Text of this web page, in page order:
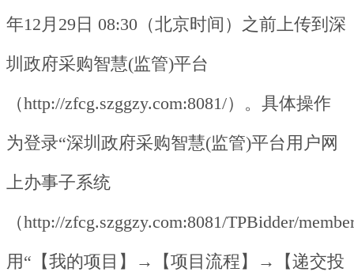
年12月29日 08:30（北京时间）之前上传到深
圳政府采购智慧(监管)平台
（http://zfcg.szggzy.com:8081/）。具体操作
为登录“深圳政府采购智慧(监管)平台用户网
上办事子系统
（http://zfcg.szggzy.com:8081/TPBidder/
用“【我的项目】→【项目流程】→【递交投